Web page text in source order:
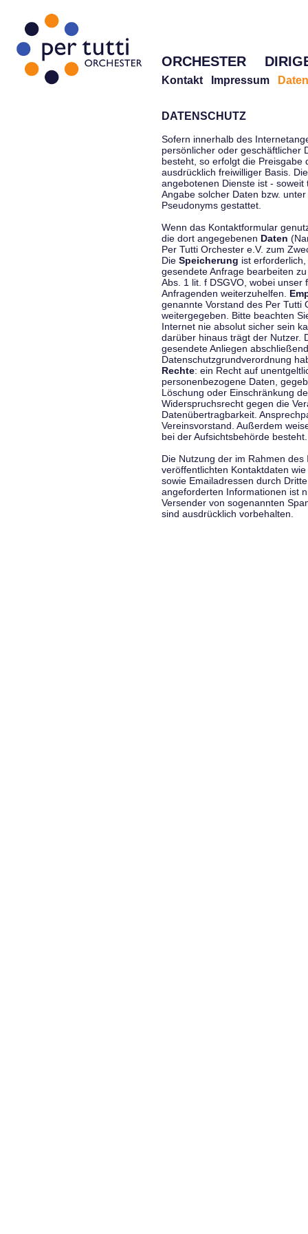
ORCHESTER
Kontakt Impressum
DATENSCHUTZ
Sofern innerhalb des
persönlicher oder geschäftlicher
besteht, so erfolgt die Preisgabe
ausdrücklich freiwilliger Basis.
angebotenen Dienste ist -
Angabe solcher Daten bzw.
Pseudonyms gestattet.
Wenn das Kontaktformular
die dort angegebenen Daten
Per Tutti Orchester e.V. zum
Die Speicherung ist
gesendete Anfrage bearbeiten
Abs. 1 lit. f DSGVO, wobei
Anfragenden weiterzuhelfen.
genannte Vorstand des Per Tutti
weitergegeben. Bitte beachten
Internet nie absolut sicher sein
darüber hinaus trägt der Nutzer.
gesendete Anliegen
Datenschutzgrundverordnung
Rechte: ein Recht auf
personenbezogene Daten,
Löschung oder Einschränkung
Widerspruchsrecht gegen die
Datenübertragbarkeit.
Vereinsvorstand. Außerdem
bei der Aufsichtsbehörde besteht.
Die Nutzung der im Rahmen
veröffentlichten Kontaktdaten
sowie Emailadressen durch
angeforderten Informationen ist
Versender von sogenannten
sind ausdrücklich vorbehalten.